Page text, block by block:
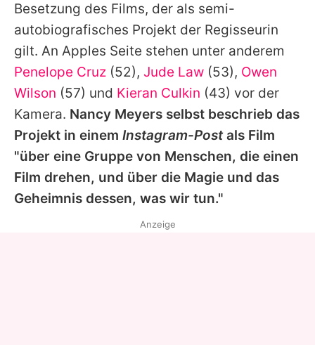
Impressum
Datenschutzerklärung
Nutzungsbedingungen
Utiq verwalten
Besetzung des Films, der als semi-
autobiografisches Projekt der Regisseurin
gilt. An Apples Seite stehen unter anderem
Penelope Cruz (52), Jude Law (53), Owen
Wilson (57) und Kieran Culkin (43) vor der
Kamera. Nancy Meyers selbst beschrieb das
Projekt in einem Instagram-Postals Film
"über eine Gruppe von Menschen, die einen
Film drehen, und über die Magie und das
Geheimnis dessen, was wir tun."
Anzeige